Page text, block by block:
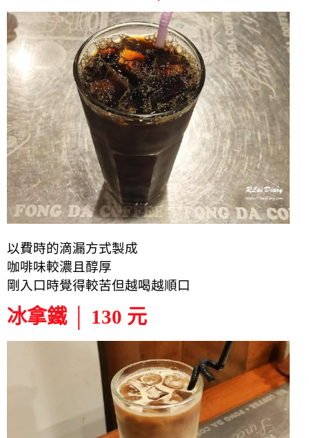
以費時的滴漏方式製成
咖啡味較濃且醇厚
剛入口時覺得較苦但越喝越順口
冰拿鐵 │ 130 元